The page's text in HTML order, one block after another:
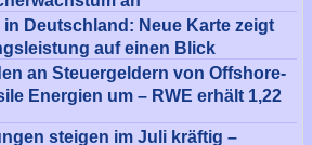
Deutschland: Neue Karte zeigt
auf einen Blick
an Steuergeldern von Offshore-
Energien um – RWE erhält 1,22
steigen im Juli kräftig –